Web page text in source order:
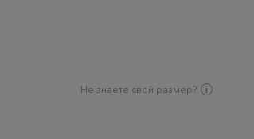
Не знаете свой размер?